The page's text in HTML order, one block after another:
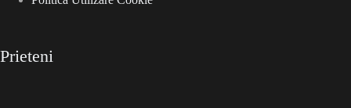
Prieteni